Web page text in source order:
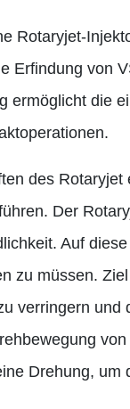
Rotaryjet-
Erfindung von
ermöglicht die
des
Der
Auf
zu müssen.
verringern und
Drehung, um